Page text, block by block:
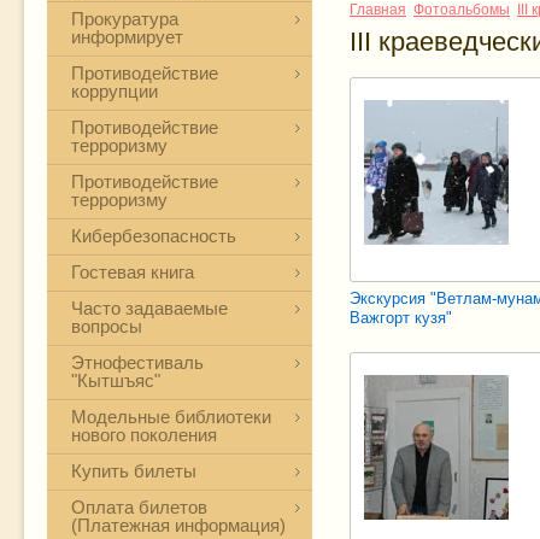
Прокуратура
информирует
Противодействие
коррупции
Противодействие
терроризму
Противодействие
терроризму
Кибербезопасность
Гостевая книга
Часто задаваемые
вопросы
Этнофестиваль
"Кытшъяс"
Модельные библиотеки
нового поколения
Купить билеты
Оплата билетов
(Платежная информация)
Главная Фотоальбомы III
III
Экскурсия "Ветлам-
Важгорт кузя"